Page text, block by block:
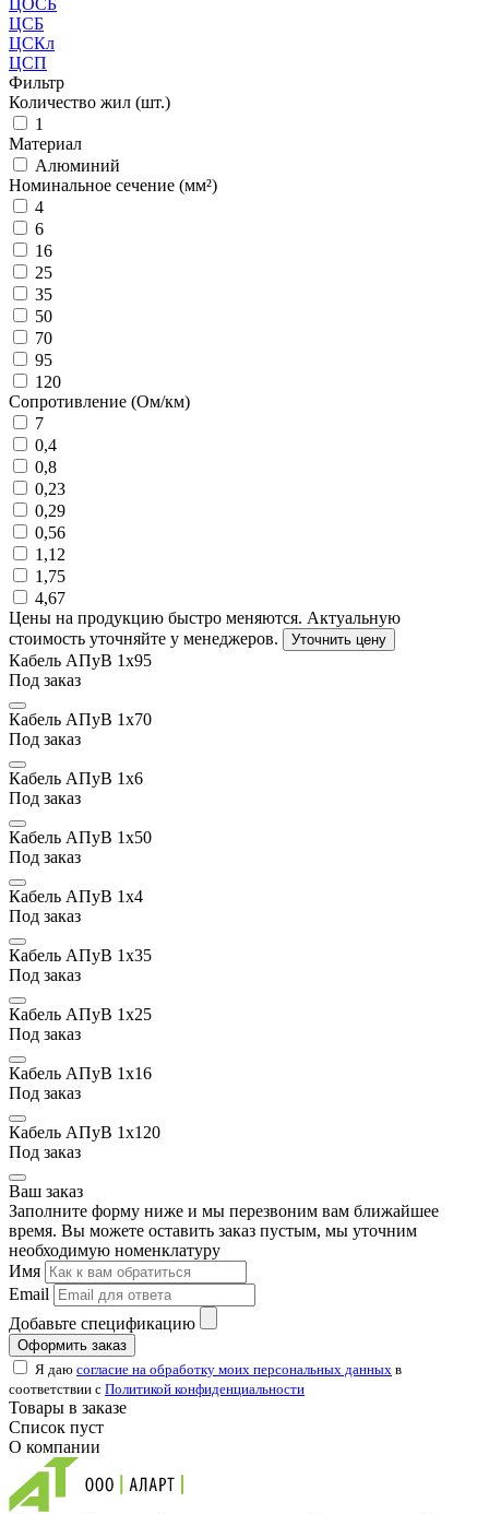
ЦСБ
ЦСКл
ЦСП
Фильтр
Количество жил (шт.)
1
Материал
Алюминий
Номинальное сечение (мм²)
4
6
16
25
35
50
70
95
120
Сопротивление (Ом/км)
7
0,4
0,8
0,23
0,29
0,56
1,12
1,75
4,67
Цены на продукцию быстро меняются. Актуальную
стоимость уточняйте у менеджеров.
Уточнить цену
Кабель АПуВ 1х95
Под заказ
Кабель АПуВ 1х70
Под заказ
Кабель АПуВ 1х6
Под заказ
Кабель АПуВ 1х50
Под заказ
Кабель АПуВ 1х4
Под заказ
Кабель АПуВ 1х35
Под заказ
Кабель АПуВ 1х25
Под заказ
Кабель АПуВ 1х16
Под заказ
Кабель АПуВ 1х120
Под заказ
Ваш заказ
Заполните форму ниже и мы перезвоним вам ближайшее
время. Вы можете оставить заказ пустым, мы уточним
необходимую номенклатуру
Имя
Email
Добавьте спецификацию
Оформить заказ
Я даю согласие на обработку моих персональных данных в
соответствии с Политикой конфиденциальности
Товары в заказе
Список пуст
О компании